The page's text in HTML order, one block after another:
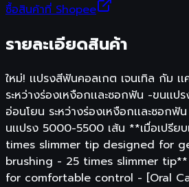
ซื้อสินค้าที่ Shopee
รายละเอียดสินค้า
ใหม่! เเปรงสีฟันคอลเกต เจนเทิล กัม
ระหว่างร่องเหงือกเเละซอกฟัน -ขนเ
อ่อนโยน ระหว่างร่องเหงือกเเละซอก
นเเปรง 5000-5500 เส้น **เมื่อเป
times slimmer tip designed for
brushing - 25 times slimmer
for comfortable control - [Oral